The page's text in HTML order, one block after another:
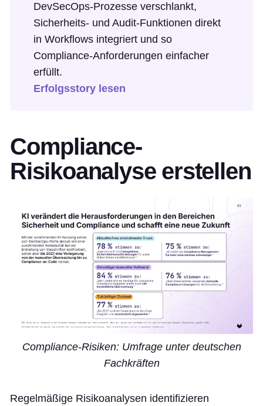
DevSecOps-Prozesse verschlankt,
Sicherheits- und Audit-Funktionen direkt
in Workflows integriert und so
Compliance-Anforderungen einfacher
erfüllt.
Erfolgsstory lesen
Compliance-
Risikoanalyse erstellen
Compliance-Risiken: Umfrage unter deutschen
Fachkräften
Regelmäßige Risikoanalysen identifizieren